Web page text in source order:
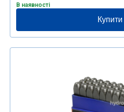
В наявності
Купити